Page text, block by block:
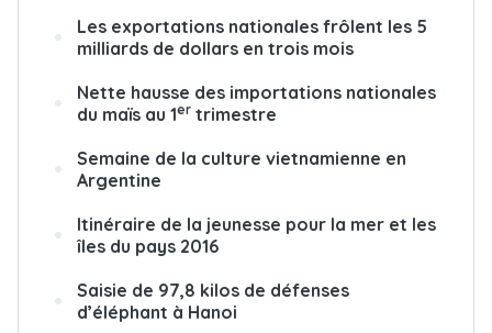
Les exportations nationales frôlent les 5
milliards de dollars en trois mois
Nette hausse des importations nationales
du maïs au 1er trimestre
Semaine de la culture vietnamienne en
Argentine
Itinéraire de la jeunesse pour la mer et les
îles du pays 2016
Saisie de 97,8 kilos de défenses
d’éléphant à Hanoi